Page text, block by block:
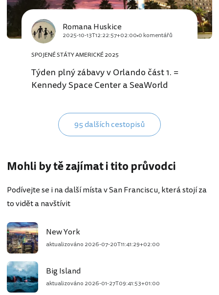
Romana Huskice
2025-10-13T12:22:57+02:00 0 komentářů
SPOJENÉ STÁTY AMERICKÉ 2025
Týden plný zábavy v Orlando část 1. =
Kennedy Space Center a SeaWorld
95 dalších cestopisů
Mohli by tě zajímat i tito průvodci
Podívejte se i na další místa v San Franciscu, která stojí za
to vidět a navštívit
New York
aktualizováno 2026-07-20T11:41:29+02:00
Big Island
aktualizováno 2026-01-27T09:41:53+01:00